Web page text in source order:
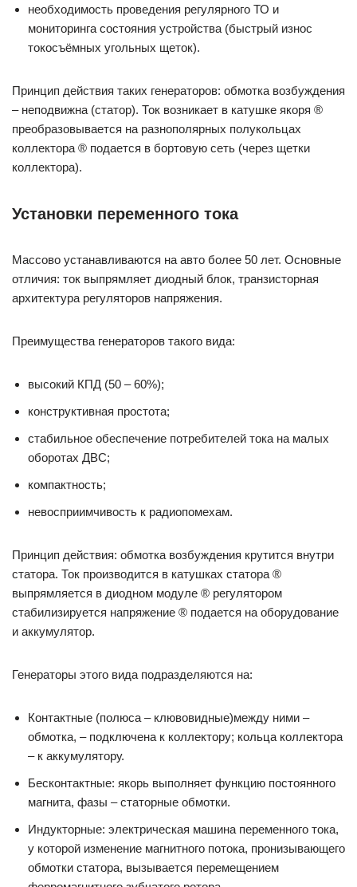
необходимость проведения регулярного ТО и
мониторинга состояния устройства (быстрый износ
токосъёмных угольных щеток).
Принцип действия таких генераторов: обмотка возбуждения
‒ неподвижна (статор). Ток возникает в катушке якоря ®
преобразовывается на разнополярных полукольцах
коллектора ® подается в бортовую сеть (через щетки
коллектора).
Установки переменного тока
Массово устанавливаются на авто более 50 лет. Основные
отличия: ток выпрямляет диодный блок, транзисторная
архитектура регуляторов напряжения.
Преимущества генераторов такого вида:
высокий КПД (50 ‒ 60%);
конструктивная простота;
стабильное обеспечение потребителей тока на малых
оборотах ДВС;
компактность;
невосприимчивость к радиопомехам.
Принцип действия: обмотка возбуждения крутится внутри
статора. Ток производится в катушках статора ®
выпрямляется в диодном модуле ® регулятором
стабилизируется напряжение ® подается на оборудование
и аккумулятор.
Генераторы этого вида подразделяются на:
Контактные (полюса ‒ клювовидные)между ними ‒
обмотка, ‒ подключена к коллектору; кольца коллектора
‒ к аккумулятору.
Бесконтактные: якорь выполняет функцию постоянного
магнита, фазы ‒ статорные обмотки.
Индукторные: электрическая машина переменного тока,
у которой изменение магнитного потока, пронизывающего
обмотки статора, вызывается перемещением